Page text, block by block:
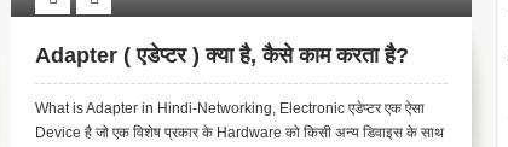
Adapter ( एडेप्टर ) क्या है, कैसे काम करता है?
What is Adapter in Hindi-Networking, Electronic एडेप्टर एक ऐसा
Device है जो एक विशेष प्रकार के Hardware को किसी अन्य डिवाइस के साथ